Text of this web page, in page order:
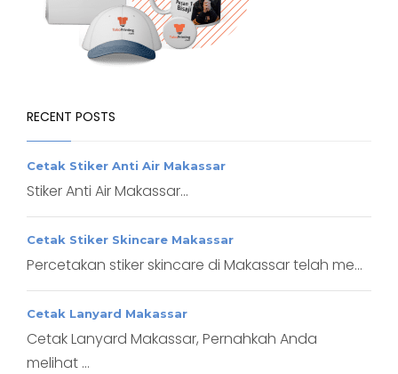
RECENT POSTS
Cetak Stiker Anti Air Makassar
Stiker Anti Air Makassar...
Cetak Stiker Skincare Makassar
Percetakan stiker skincare di Makassar telah me...
Cetak Lanyard Makassar
Cetak Lanyard Makassar, Pernahkah Anda
melihat ...